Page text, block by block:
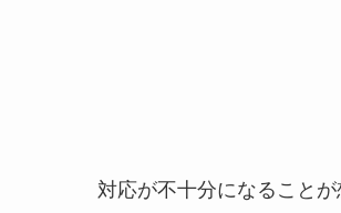
対応が不十分になることが